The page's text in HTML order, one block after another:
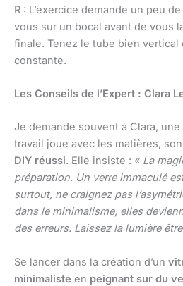
R : L’exercice demande un peu
vous sur un bocal avant de vous
finale. Tenez le tube bien vertical
constante.
Les Conseils de l’Expert : Clara
Je demande souvent à Clara,
travail joue avec les matières,
DIY réussi. Elle insiste : « La
préparation. Un verre immaculé
surtout, ne craignez pas
dans le minimalisme, elles
des erreurs. Laissez la lumière
Se lancer dans la création d’un
minimaliste en peignant sur du